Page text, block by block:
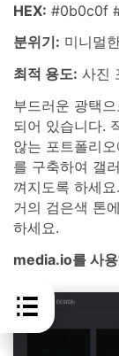
HEX: #0b0c0f
분위기: 미니멀
최적 용도: 사진
부드러운 광택
되어 있습니다.
않는 포트폴리
를 구축하여 갤
껴지도록 하세
거의 검은색 톤
하세요.
media.io를 사